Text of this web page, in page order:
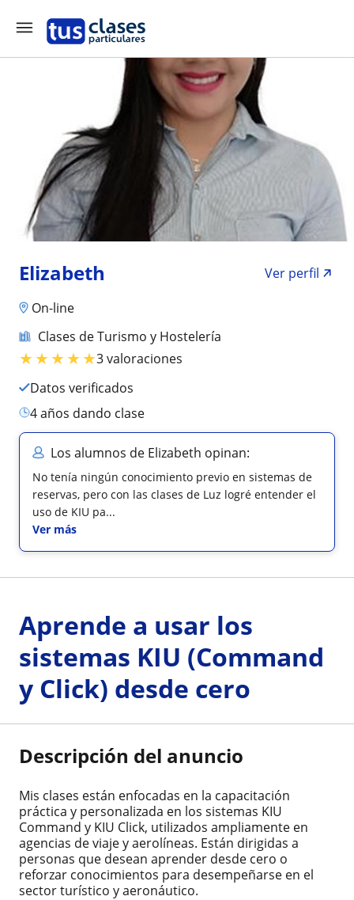
Elizabeth
Ver perfil
On-line
Clases de Turismo y Hostelería
★★★★★3 valoraciones
Datos verificados
4 años dando clase
Los alumnos de Elizabeth opinan:
No tenía ningún conocimiento previo en sistemas de
reservas, pero con las clases de Luz logré entender el
uso de KIU pa...
Ver más
Aprende a usar los
sistemas KIU (Command
y Click) desde cero
Descripción del anuncio
Mis clases están enfocadas en la capacitación
práctica y personalizada en los sistemas KIU
Command y KIU Click, utilizados ampliamente en
agencias de viaje y aerolíneas. Están dirigidas a
personas que desean aprender desde cero o
reforzar conocimientos para desempeñarse en el
sector turístico y aeronáutico.